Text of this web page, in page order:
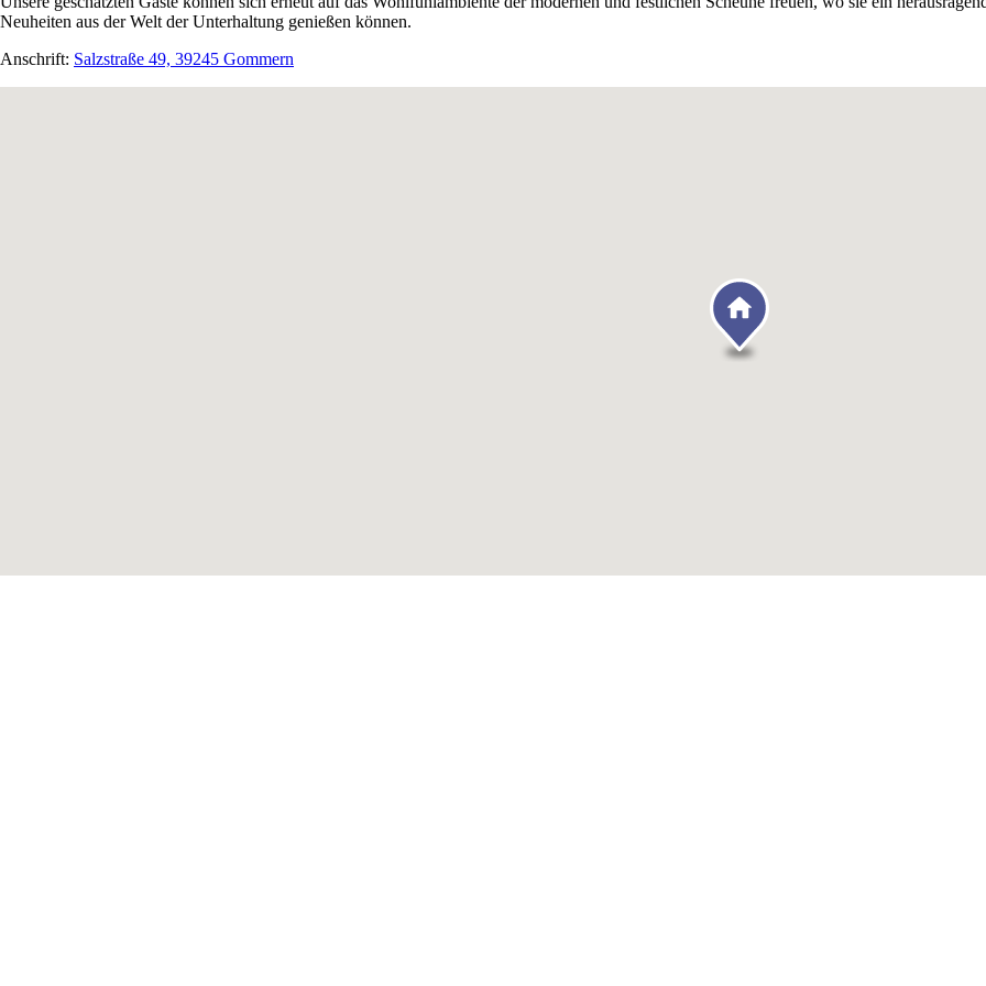
Neuheiten aus der Welt der Unterhaltung genießen können.
Anschrift: Salzstraße 49, 39245 Gommern